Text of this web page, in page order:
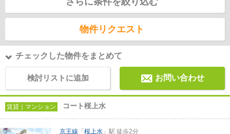
物件リクエスト
チェックした物件をまとめて
検討リストに追加 お問い合わせ
賃貸｜マンション コート桜上水
京王線 「 桜上水 」駅 徒歩2分